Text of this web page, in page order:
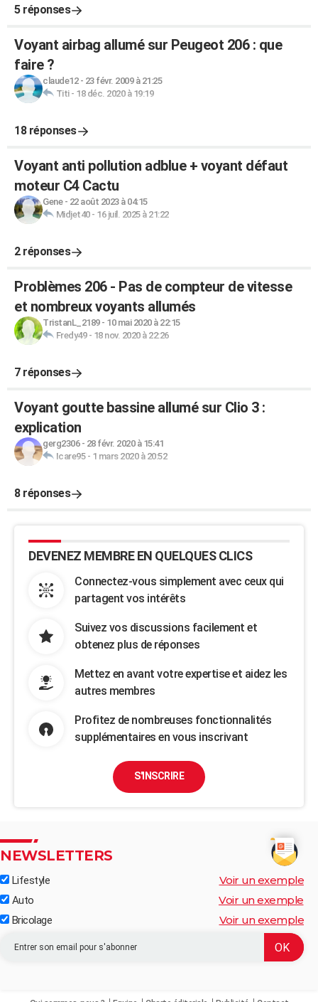
5 réponses
Voyant airbag allumé sur Peugeot 206 : que
faire ?
claude12- 23 févr. 2009 à 21:25
Titi- 18 déc. 2020 à 19:19
18 réponses
Voyant anti pollution adblue + voyant défaut
moteur C4 Cactu
Gene- 22 août 2023 à 04:15
Midjet40- 16 juil. 2025 à 21:22
2 réponses
Problèmes 206 - Pas de compteur de vitesse
et nombreux voyants allumés
TristanL_2189- 10 mai 2020 à 22:15
Fredy49- 18 nov. 2020 à 22:26
7 réponses
Voyant goutte bassine allumé sur Clio 3 :
explication
gerg2306- 28 févr. 2020 à 15:41
Icare95- 1 mars 2020 à 20:52
8 réponses
DEVENEZ MEMBRE EN QUELQUES CLICS
Connectez-vous simplement avec ceux qui
partagent vos intérêts
Suivez vos discussions facilement et
obtenez plus de réponses
Mettez en avant votre expertise et aidez les
autres membres
Profitez de nombreuses fonctionnalités
supplémentaires en vous inscrivant
S'INSCRIRE
NEWSLETTERS
Lifestyle Voir un exemple
Auto Voir un exemple
Bricolage Voir un exemple